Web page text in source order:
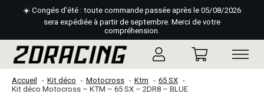
☀️ Congés d'été : toute commande passée après le 05/08/2026
sera expédiée à partir de septembre. Merci de votre
compréhension.
Accueil Kit déco Motocross Ktm
65 SX
Kit déco Motocross – KTM – 65 SX – 2DR8 – BLUE